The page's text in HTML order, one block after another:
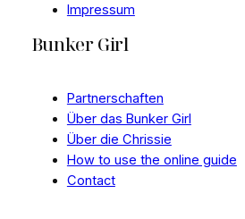
Impressum
Bunker Girl
Partnerschaften
Über das Bunker Girl
Über die Chrissie
How to use the online guide
Contact